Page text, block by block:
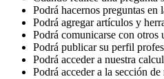
Podrá hacernos preguntas en
Podrá agregar artículos y
Podrá comunicarse con otros
Podrá publicar su perfil
Podrá acceder a nuestra
Podrá acceder a la sección